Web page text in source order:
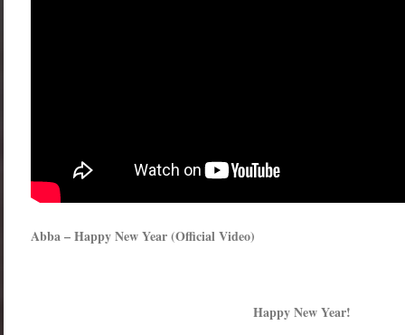
Abba – Happy New Year (Official Video)
Happy New Year!